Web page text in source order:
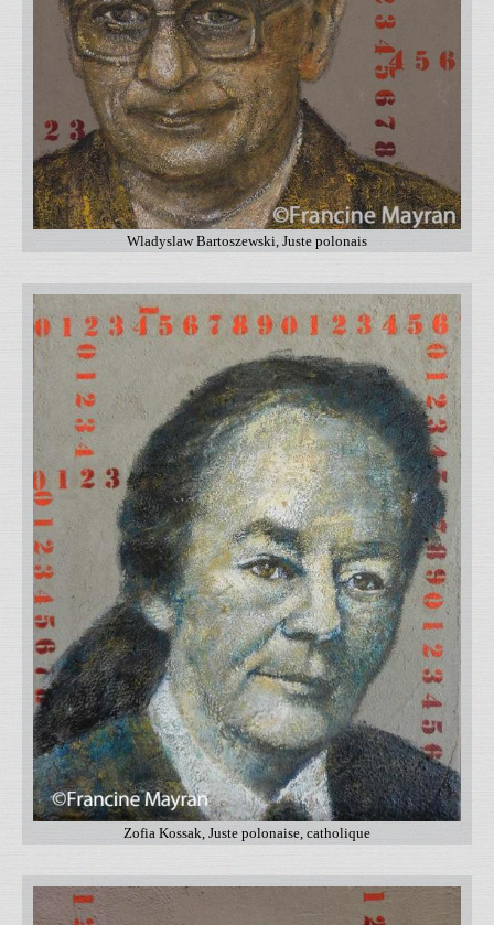
Wladyslaw Bartoszewski, Juste polonais
Zofia Kossak, Juste polonaise, catholique